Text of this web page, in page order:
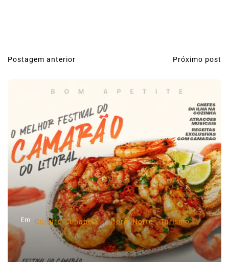
N
g
a
ç
o
d
e
P
Postagem anterior Próximo post
Em Cultura Ilhabela Litoral Norte Turismo